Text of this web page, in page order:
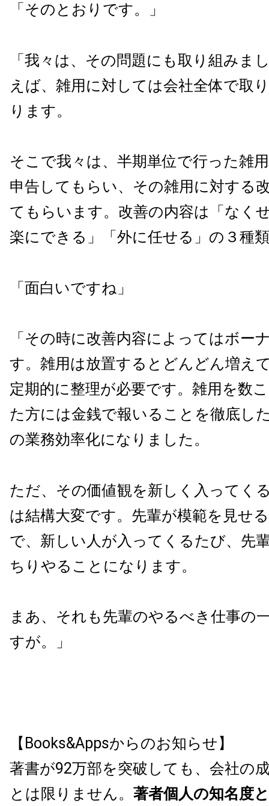
「そのとおりです。」
「我々は、その問題にも取り組みま
えば、雑用に対しては会社全体で取
ります。
そこで我々は、半期単位で行った雑
申告してもらい、その雑用に対する
てもらいます。改善の内容は「なく
楽にできる」「外に任せる」の３種
「面白いですね」
「その時に改善内容によってはボー
す。雑用は放置するとどんどん増え
定期的に整理が必要です。雑用を数
た方には金銭で報いることを徹底し
の業務効率化になりました。
ただ、その価値観を新しく入ってく
は結構大変です。先輩が模範を見せ
で、新しい人が入ってくるたび、先
ちりやることになります。
まあ、それも先輩のやるべき仕事の
すが。」
【Books&Appsからのお知らせ】
著書が92万部を突破しても、会社の
とは限りません。 著者個人の知名度